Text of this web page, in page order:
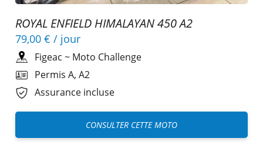
ROYAL ENFIELD HIMALAYAN 450 A2
79,00 € / jour
Figeac ~ Moto Challenge
Permis A, A2
Assurance incluse
CONSULTER CETTE MOTO